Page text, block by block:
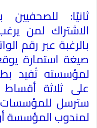
ثانيًا:
الاشتراك لمن
بالرغبة عبر رقم
صيغة استمارة
لمؤسسته تُفيد
على ثلاثة
سترسل
لمندوب المؤسسة